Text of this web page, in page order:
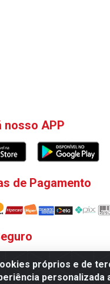
próprios e de
personalizada
nosso APP
de Pagamento